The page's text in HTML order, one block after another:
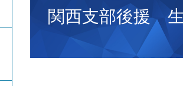
関西支部後援 生